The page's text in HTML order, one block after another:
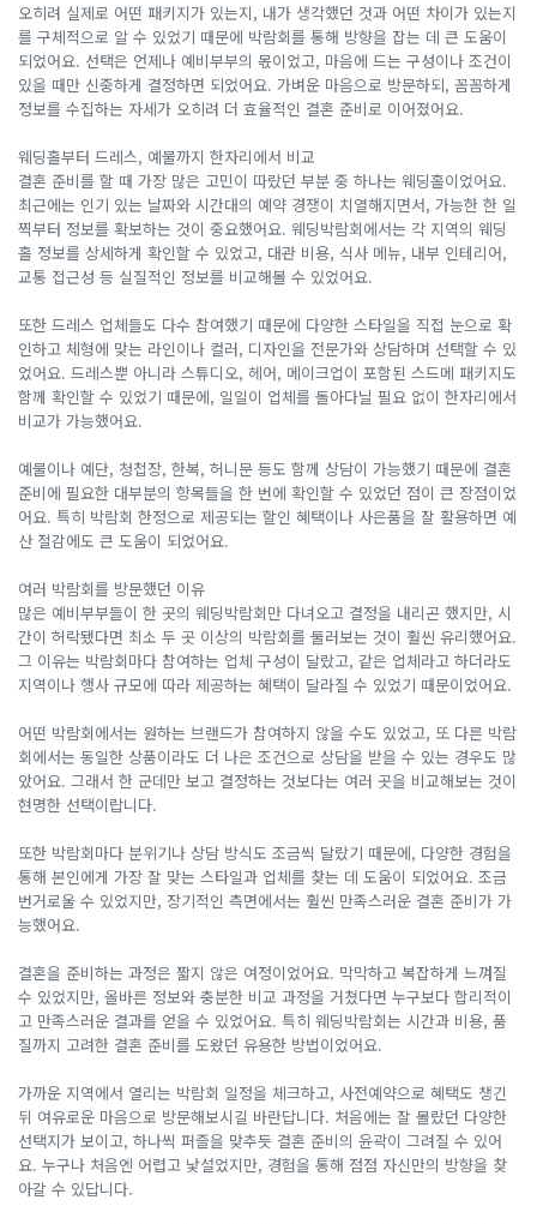
오히려 실제로 어떤 패키지가 있는지, 내가 생각했던 것과 어떤 차이가 있는지
를 구체적으로 알 수 있었기 때문에 박람회를 통해 방향을 잡는 데 큰 도움이
되었어요. 선택은 언제나 예비부부의 몫이었고, 마음에 드는 구성이나 조건이
있을 때만 신중하게 결정하면 되었어요. 가벼운 마음으로 방문하되, 꼼꼼하게
정보를 수집하는 자세가 오히려 더 효율적인 결혼 준비로 이어졌어요.
웨딩홀부터 드레스, 예물까지 한자리에서 비교
결혼 준비를 할 때 가장 많은 고민이 따랐던 부분 중 하나는 웨딩홀이었어요.
최근에는 인기 있는 날짜와 시간대의 예약 경쟁이 치열해지면서, 가능한 한 일
찍부터 정보를 확보하는 것이 중요했어요. 웨딩박람회에서는 각 지역의 웨딩
홀 정보를 상세하게 확인할 수 있었고, 대관 비용, 식사 메뉴, 내부 인테리어,
교통 접근성 등 실질적인 정보를 비교해볼 수 있었어요.
또한 드레스 업체들도 다수 참여했기 때문에 다양한 스타일을 직접 눈으로 확
인하고 체형에 맞는 라인이나 컬러, 디자인을 전문가와 상담하며 선택할 수 있
었어요. 드레스뿐 아니라 스튜디오, 헤어, 메이크업이 포함된 스드메 패키지도
함께 확인할 수 있었기 때문에, 일일이 업체를 돌아다닐 필요 없이 한자리에서
비교가 가능했어요.
예물이나 예단, 청첩장, 한복, 허니문 등도 함께 상담이 가능했기 때문에 결혼
준비에 필요한 대부분의 항목들을 한 번에 확인할 수 있었던 점이 큰 장점이었
어요. 특히 박람회 한정으로 제공되는 할인 혜택이나 사은품을 잘 활용하면 예
산 절감에도 큰 도움이 되었어요.
여러 박람회를 방문했던 이유
많은 예비부부들이 한 곳의 웨딩박람회만 다녀오고 결정을 내리곤 했지만, 시
간이 허락됐다면 최소 두 곳 이상의 박람회를 둘러보는 것이 훨씬 유리했어요.
그 이유는 박람회마다 참여하는 업체 구성이 달랐고, 같은 업체라고 하더라도
지역이나 행사 규모에 따라 제공하는 혜택이 달라질 수 있었기 때문이었어요.
어떤 박람회에서는 원하는 브랜드가 참여하지 않을 수도 있었고, 또 다른 박람
회에서는 동일한 상품이라도 더 나은 조건으로 상담을 받을 수 있는 경우도 많
았어요. 그래서 한 군데만 보고 결정하는 것보다는 여러 곳을 비교해보는 것이
현명한 선택이랍니다.
또한 박람회마다 분위기나 상담 방식도 조금씩 달랐기 때문에, 다양한 경험을
통해 본인에게 가장 잘 맞는 스타일과 업체를 찾는 데 도움이 되었어요. 조금
번거로울 수 있었지만, 장기적인 측면에서는 훨씬 만족스러운 결혼 준비가 가
능했어요.
결혼을 준비하는 과정은 짧지 않은 여정이었어요. 막막하고 복잡하게 느껴질
수 있었지만, 올바른 정보와 충분한 비교 과정을 거쳤다면 누구보다 합리적이
고 만족스러운 결과를 얻을 수 있었어요. 특히 웨딩박람회는 시간과 비용, 품
질까지 고려한 결혼 준비를 도왔던 유용한 방법이었어요.
가까운 지역에서 열리는 박람회 일정을 체크하고, 사전예약으로 혜택도 챙긴
뒤 여유로운 마음으로 방문해보시길 바란답니다. 처음에는 잘 몰랐던 다양한
선택지가 보이고, 하나씩 퍼즐을 맞추듯 결혼 준비의 윤곽이 그려질 수 있어
요. 누구나 처음엔 어렵고 낯설었지만, 경험을 통해 점점 자신만의 방향을 찾
아갈 수 있답니다.